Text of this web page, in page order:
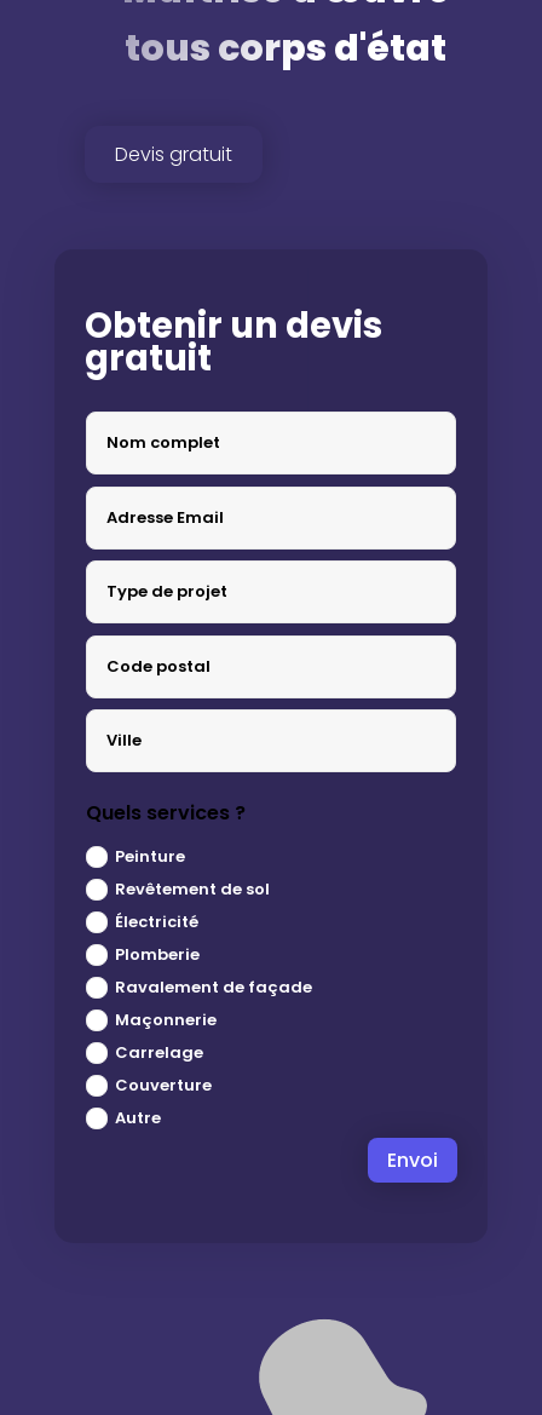
tous corps d'état
Devis gratuit
Obtenir un devis
gratuit
Quels services ?
Peinture
Revêtement de sol
Électricité
Plomberie
Ravalement de façade
Maçonnerie
Carrelage
Couverture
Autre
Envoi